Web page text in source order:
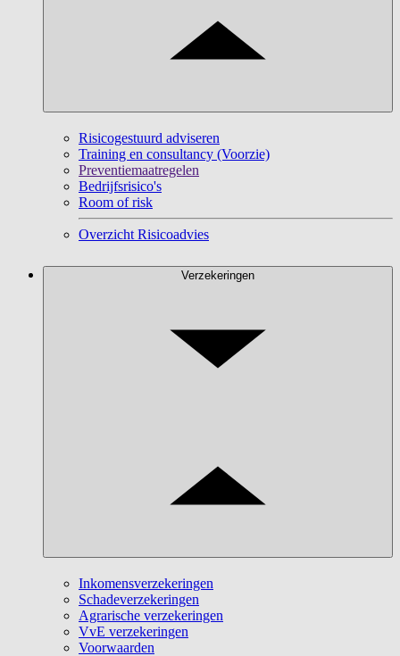
Risicogestuurd adviseren
Training en consultancy (Voorzie)
Preventiemaatregelen
Bedrijfsrisico's
Room of risk
Overzicht Risicoadvies
Verzekeringen
Inkomensverzekeringen
Schadeverzekeringen
Agrarische verzekeringen
VvE verzekeringen
Voorwaarden